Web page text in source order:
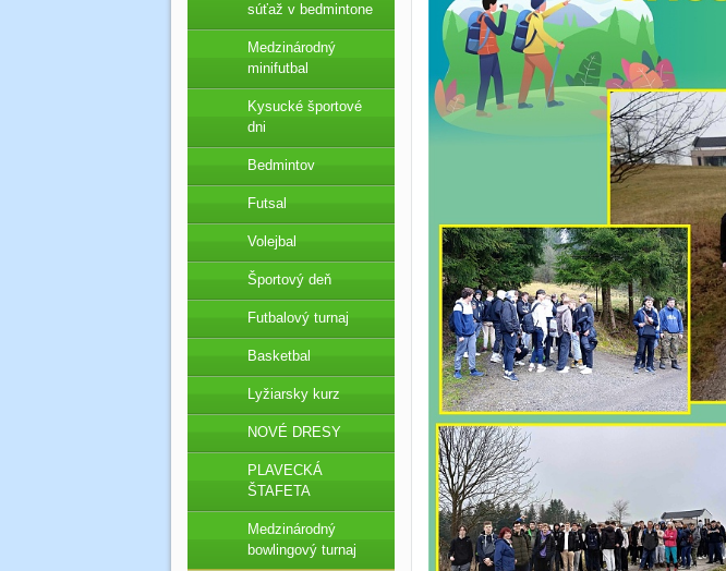
súťaž v bedmintone
Medzinárodný
minifutbal
Kysucké športové
dni
Bedmintov
Futsal
Volejbal
Športový deň
Futbalový turnaj
Basketbal
Lyžiarsky kurz
NOVÉ DRESY
PLAVECKÁ
ŠTAFETA
Medzinárodný
bowlingový turnaj